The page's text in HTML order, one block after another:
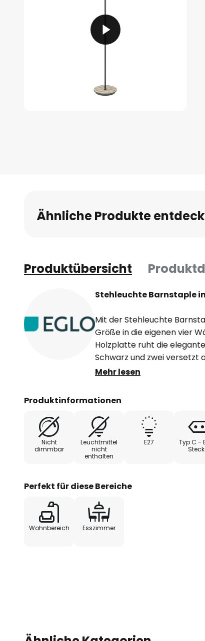
Ähnliche Produkte
Produktübersicht
Stehleuchte Barnstaple
Mit der Stehleuchte
Größe in die eigenen vier
Holzplatte ruht die
Schwarz und zwei versetzt
Die Lampenschirme sind
Richtungen verstellen,
ausgeleuchtet werden
oder der Leseecke, die
das heimische Mobiliar auf
Mehr lesen
Produktinformationen
Nicht
dimmbar
Leuchtmittel
nicht
enthalten
E27
Typ C -
Perfekt für diese Bereiche
Wohnbereich Esszimmer